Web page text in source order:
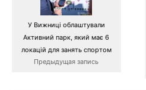
У Вижниці облаштували
Активний парк, який має 6
локацій для занять спортом
Предыдущая запись